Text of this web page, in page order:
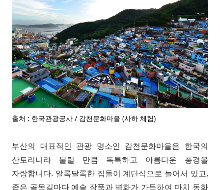
출처 : 한국관광공사 / 감천문화마을 (사하 체험)
부산의 대표적인 관광 명소인 감천문화마을은 한국의
산토리니라 불릴 만큼 독특하고 아름다운 풍경을
자랑합니다. 알록달록한 집들이 계단식으로 늘어서 있고,
좁은 골목길마다 예술 작품과 벽화가 가득하여 마치 동화